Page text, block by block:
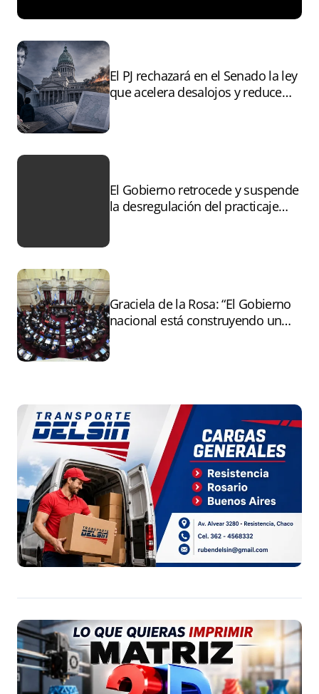
El PJ rechazará en el Senado la ley
que acelera desalojos y reduce
El Gobierno retrocede y suspende
la desregulación del practicaje
Graciela de la Rosa: “El Gobierno
nacional está construyendo un